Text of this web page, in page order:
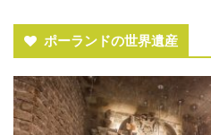
ポーランドの世界遺産